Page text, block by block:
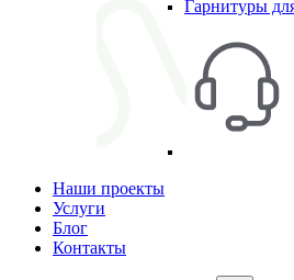
Гарнитуры
Наши проекты
Услуги
Блог
Контакты